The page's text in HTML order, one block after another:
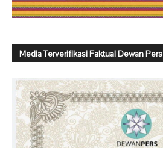
Media Terverifikasi Faktual Dewan Pers